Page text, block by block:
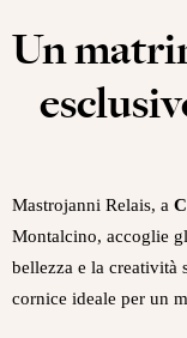
Un
Mastrojanni Relais, a
Montalcino, accoglie
bellezza e la creatività
cornice ideale per un